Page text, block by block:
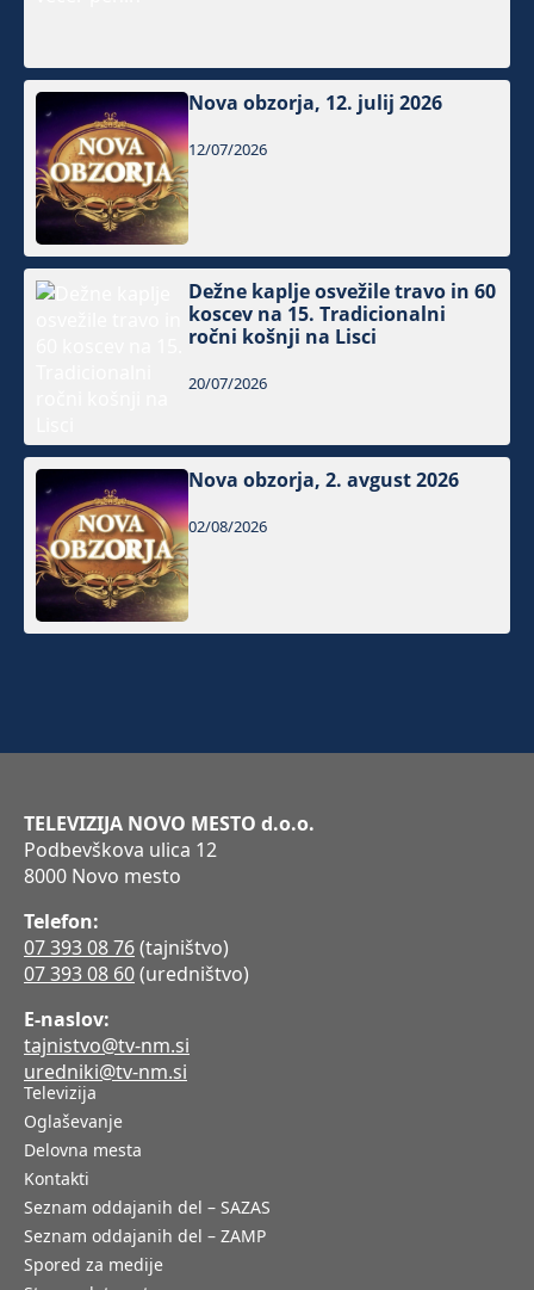
Nova obzorja, 12. julij 2026
12/07/2026
Dežne kaplje osvežile travo in 60
koscev na 15. Tradicionalni
ročni košnji na Lisci
20/07/2026
Nova obzorja, 2. avgust 2026
02/08/2026
TELEVIZIJA NOVO MESTO d.o.o.
Podbevškova ulica 12
8000 Novo mesto
Telefon:
07 393 08 76(tajništvo)
07 393 08 60(uredništvo)
E-naslov:
tajnistvo@tv-nm.si
uredniki@tv-nm.si
Televizija
Oglaševanje
Delovna mesta
Kontakti
Seznam oddajanih del – SAZAS
Seznam oddajanih del – ZAMP
Spored za medije